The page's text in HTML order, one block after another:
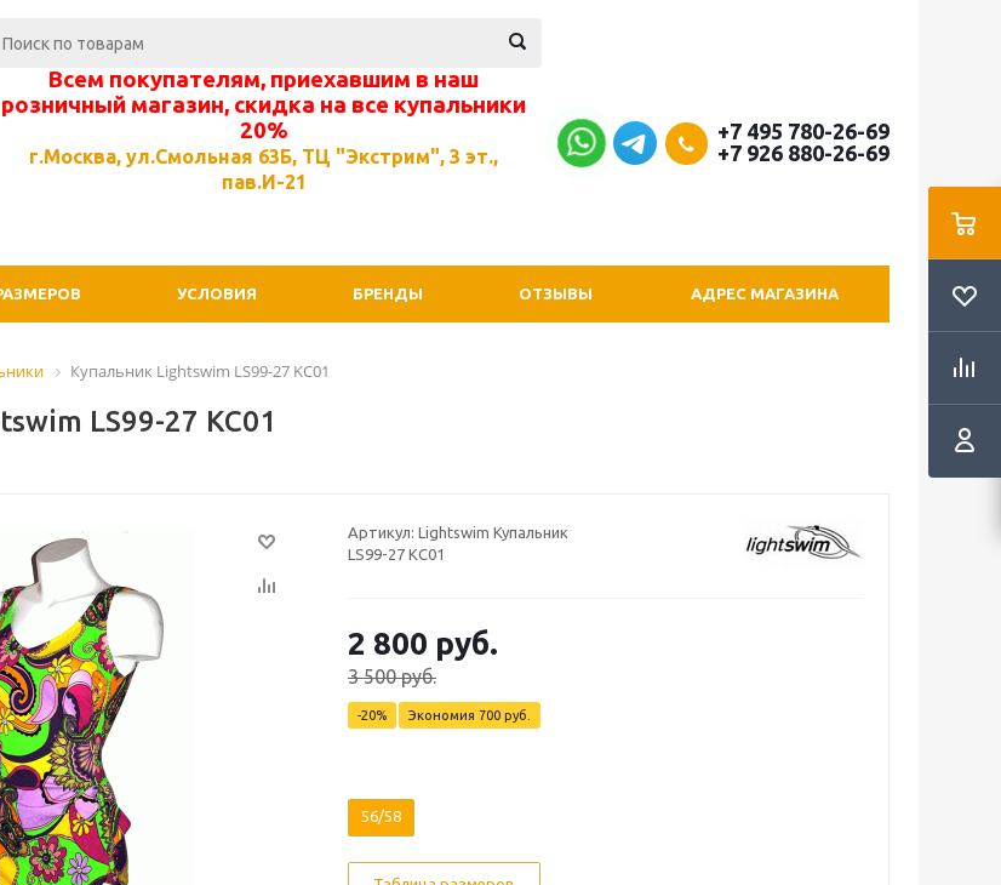
Всем покупателям, приехавшим в наш
розничный магазин, скидка на все купальники
20%
г.Москва, ул.Смольная 63Б, ТЦ "Экстрим", 3 эт.,
пав.И-21
+7 495 780-26-69
+7 926 880-26-69
УСЛОВИЯ БРЕНДЫ ОТЗЫВЫ АДРЕС МАГАЗИНА
Купальник Lightswim LS99-27 KC01
LS99-27 KC01
Артикул: Lightswim Купальник
LS99-27 KC01
2 800 руб.
3 500 руб.
-20% Экономия 700 руб.
56/58